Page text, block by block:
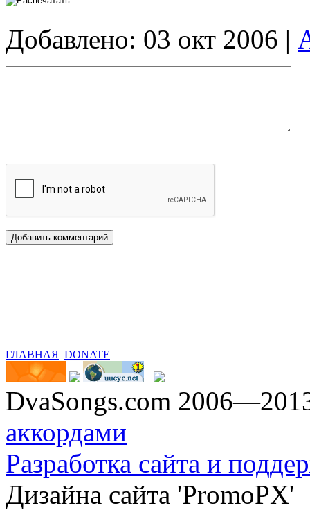
Добавлено: 03 окт 2006 |
ГЛАВНАЯ DONATE
DvaSongs.com
аккордами
Разработка сайта и
Дизайна сайта 'PromoPX'